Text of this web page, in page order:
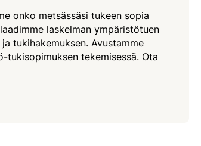
onko metsässäsi tukeen sopia
laskelman ympäristötuen
tukihakemuksen. Avustamme
tukisopimuksen tekemisessä. Ota